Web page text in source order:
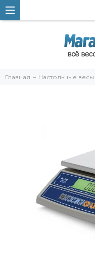
Главная Настольные весы